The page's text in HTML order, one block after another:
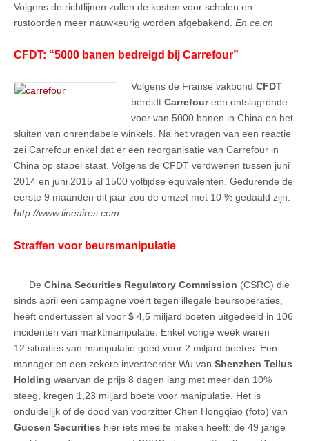
Volgens de richtlijnen zullen de kosten voor scholen en
rustoorden meer nauwkeurig worden afgebakend. En.ce.cn
CFDT: “5000 banen bedreigd bij Carrefour”
Volgens de Franse vakbond CFDT
bereidt Carrefoureen ontslagronde
voor van 5000 banen in China en het
sluiten van onrendabele winkels. Na het vragen van een reactie
zei Carrefour enkel dat er een reorganisatie van Carrefour in
China op stapel staat. Volgens de CFDT verdwenen tussen juni
2014 en juni 2015 al 1500 voltijdse equivalenten. Gedurende de
eerste 9 maanden dit jaar zou de omzet met 10 % gedaald zijn.
http://www.lineaires.com
Straffen voor beursmanipulatie
De China Securities Regulatory Commission (CSRC) die
sinds april een campagne voert tegen illegale beursoperaties,
heeft ondertussen al voor $ 4,5 miljard boeten uitgedeeld in 106
incidenten van marktmanipulatie. Enkel vorige week waren
12 situaties van manipulatie goed voor 2 miljard boetes. Een
manager en een zekere investeerder Wu van Shenzhen Tellus
Holding waarvan de prijs 8 dagen lang met meer dan 10%
steeg, kregen 1,23 miljard boete voor manipulatie. Het is
onduidelijk of de dood van voorzitter Chen Hongqiao (foto) van
Guosen Securities hier iets mee te maken heeft: de 49 jarige